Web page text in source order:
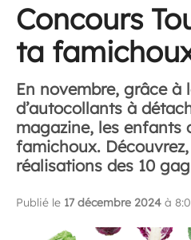
Concours
ta
En novembre, grâce à
d’autocollants à
magazine, les enfants
famichoux.
réalisations des 10
Publié le 17 décembre 2024 à